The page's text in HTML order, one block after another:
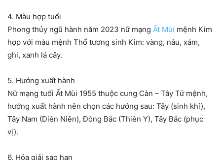
4. Màu hợp tuổi
Phong thủy ngũ hành năm 2023 nữ mạng Ất Mùi mệnh Kim
hợp với màu mệnh Thổ tương sinh Kim: vàng, nâu, xám,
ghi, xanh lá cây.
5. Hướng xuất hành
Nữ mạng tuổi Ất Mùi 1955 thuộc cung Càn – Tây Tứ mệnh,
hướng xuất hành nên chọn các hướng sau: Tây (sinh khí),
Tây Nam (Diên Niên), Đông Bắc (Thiên Y), Tây Bắc (phục
vị).
6. Hóa giải sao hạn